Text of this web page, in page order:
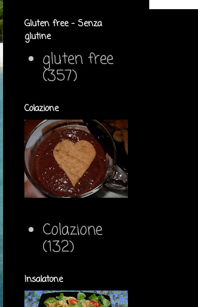
Gluten free - Senza
glutine
gluten free
(357)
Colazione
Colazione
(132)
Insalatone